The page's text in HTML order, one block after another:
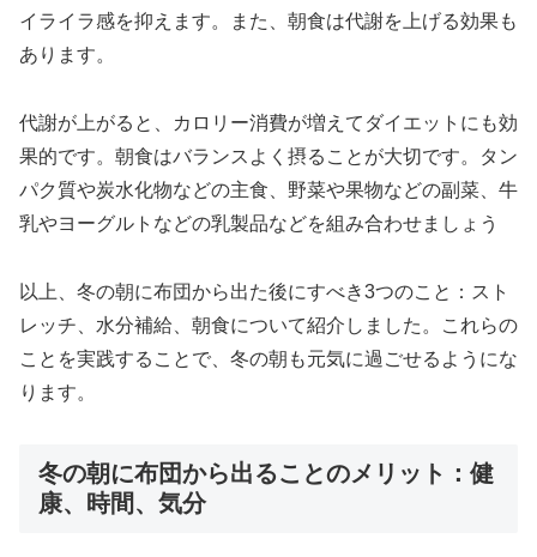
イライラ感を抑えます。また、朝食は代謝を上げる効果も
あります。
代謝が上がると、カロリー消費が増えてダイエットにも効
果的です。朝食はバランスよく摂ることが大切です。タン
パク質や炭水化物などの主食、野菜や果物などの副菜、牛
乳やヨーグルトなどの乳製品などを組み合わせましょう
以上、冬の朝に布団から出た後にすべき3つのこと：スト
レッチ、水分補給、朝食について紹介しました。これらの
ことを実践することで、冬の朝も元気に過ごせるようにな
ります。
冬の朝に布団から出ることのメリット：健
康、時間、気分